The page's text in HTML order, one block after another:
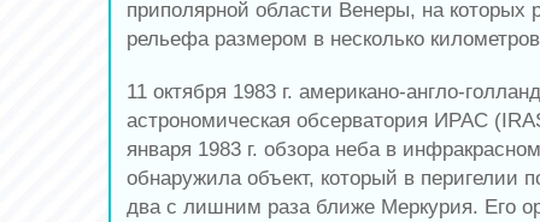
приполярной области Венеры, на которых
рельефа размером в несколько
11 октября 1983 г. американо-англо-
астрономическая обсерватория ИРАС
января 1983 г. обзора неба в
обнаружила объект, который в перигелии
два с лишним раза ближе Меркурия. Его